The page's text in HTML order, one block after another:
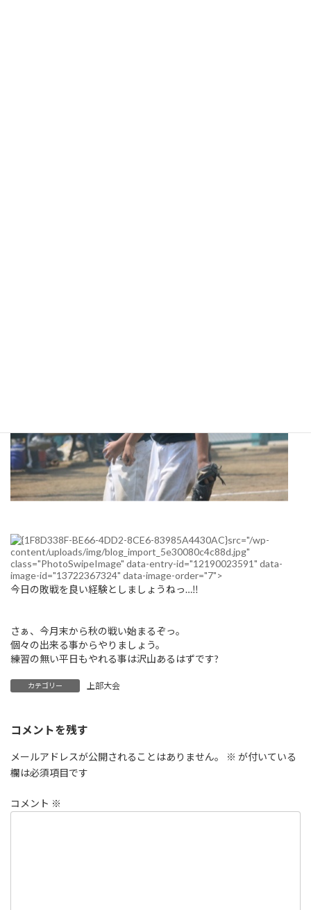
src="/wp-
content/uploads/img/blog_import_5e30080c4c88d.jpg"
class="PhotoSwipeImage" data-entry-id="12190023591" data-
image-id="13722367324" data-image-order="7">
今日の敗戦を良い経験としましょうねっ…‼︎
さぁ、今月末から秋の戦い始まるぞっ。
個々の出来る事からやりましょう。
練習の無い平日もやれる事は沢山あるはずです?
カテゴリー 上部大会
コメントを残す
メールアドレスが公開されることはありません。 ※ が付いている
欄は必須項目です
コメント ※